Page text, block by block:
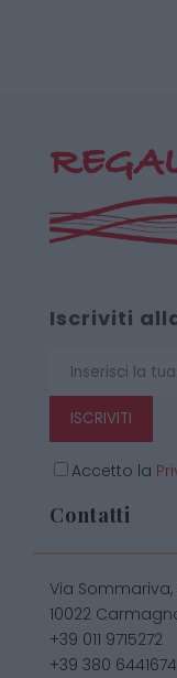
Iscriviti
ISCRIVITI
Accetto la
Contatti
Via Sommariva,
10022
+39 011 9715272
+39 380 6441674